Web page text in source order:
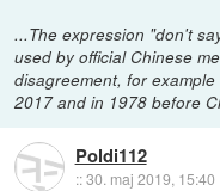
...The expression "don't
used by official Chinese
disagreement, for
2017 and in 1978 before
Poldi112
::30. maj 2019, 15:40